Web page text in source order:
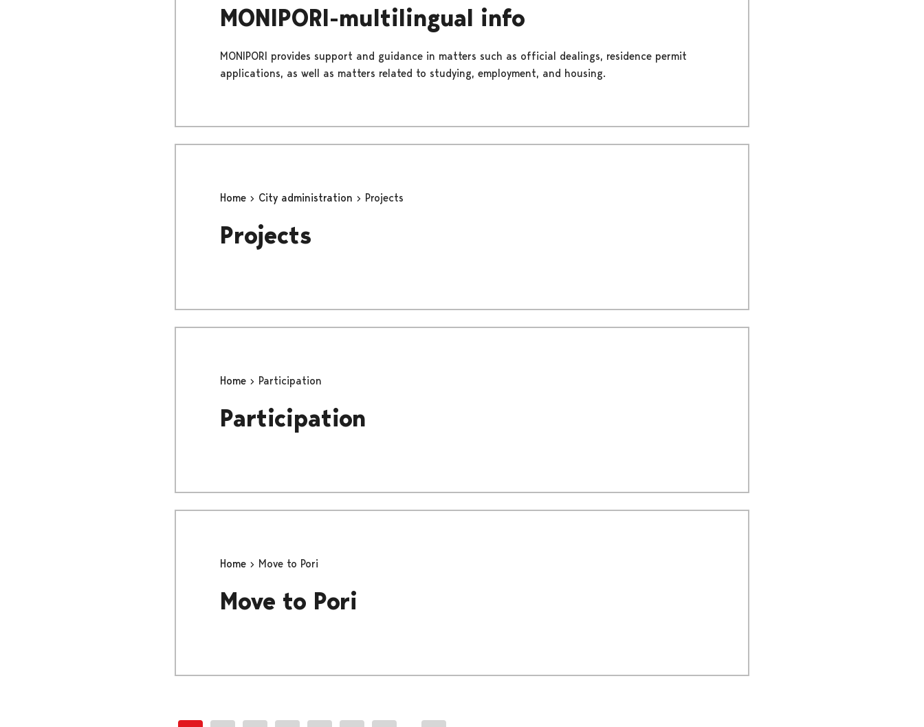
MONIPORI-multilingual info
MONIPORI provides support and guidance in matters such as official dealings, residence permit
applications, as well as matters related to studying, employment, and housing.
Home City administration Projects
Projects
Home Participation
Participation
Home Move to Pori
Move to Pori